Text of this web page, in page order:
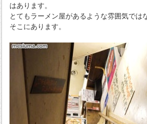
はあります。
とてもラーメン屋があるような雰囲気では
そこにあります。